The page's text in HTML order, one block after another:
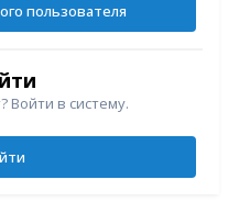
пользователя
Войти в систему.